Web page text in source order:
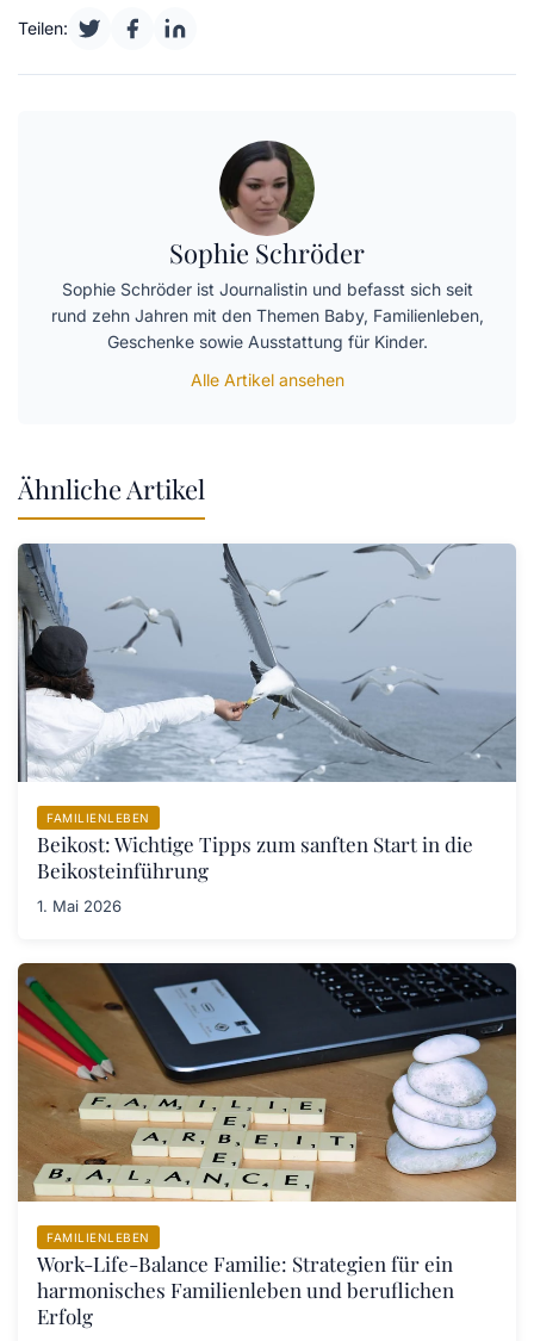
Teilen:
Sophie Schröder
Sophie Schröder ist Journalistin und befasst sich seit
rund zehn Jahren mit den Themen Baby, Familienleben,
Geschenke sowie Ausstattung für Kinder.
Alle Artikel ansehen
Ähnliche Artikel
FAMILIENLEBEN
Beikost: Wichtige Tipps zum sanften Start in die
Beikosteinführung
1. Mai 2026
FAMILIENLEBEN
Work-Life-Balance Familie: Strategien für ein
harmonisches Familienleben und beruflichen
Erfolg